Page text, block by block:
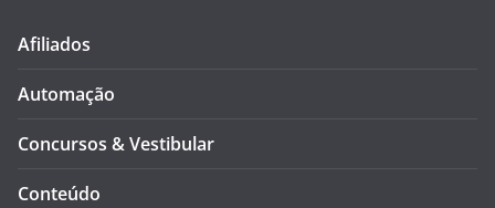
Afiliados
Automação
Concursos & Vestibular
Conteúdo